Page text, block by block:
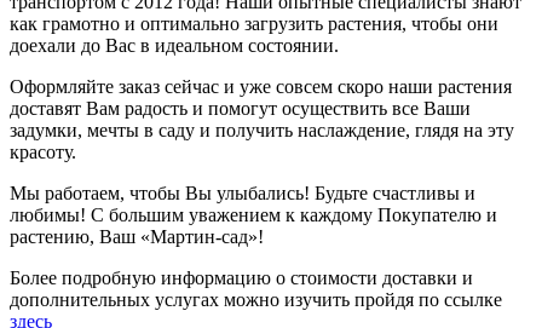
как грамотно и оптимально загрузить растения, чтобы они
доехали до Вас в идеальном состоянии.
Оформляйте заказ сейчас и уже совсем скоро наши растения
доставят Вам радость и помогут осуществить все Ваши
задумки, мечты в саду и получить наслаждение, глядя на эту
красоту.
Мы работаем, чтобы Вы улыбались! Будьте счастливы и
любимы! С большим уважением к каждому Покупателю и
растению, Ваш «Мартин-сад»!
Более подробную информацию о стоимости доставки и
дополнительных услугах можно изучить пройдя по ссылке
здесь